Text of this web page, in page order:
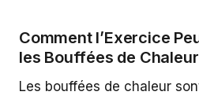
Comment l’Exercice
les Bouffées de Chaleur
Les bouffées de chaleur